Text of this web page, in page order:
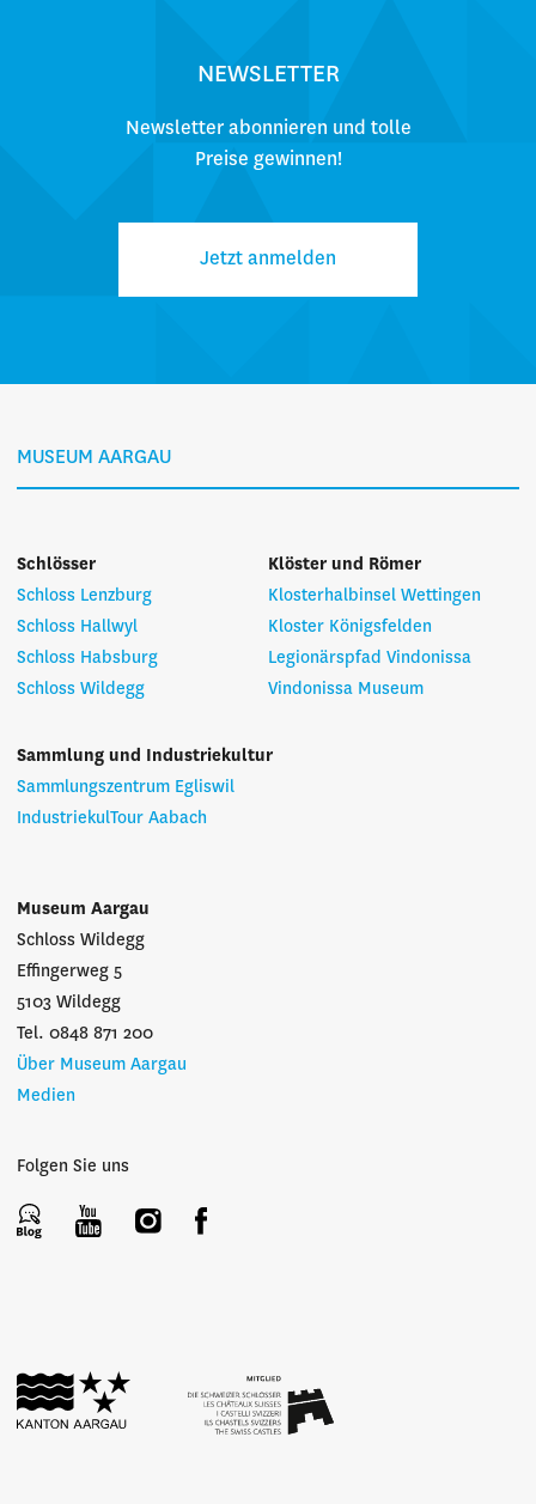
NEWSLETTER
Newsletter abonnieren und tolle
Preise gewinnen!
Jetzt anmelden
MUSEUM AARGAU
Schlösser
Schloss Lenzburg
Schloss Hallwyl
Schloss Habsburg
Schloss Wildegg
Klöster und Römer
Klosterhalbinsel Wettingen
Kloster Königsfelden
Legionärspfad Vindonissa
Vindonissa Museum
Sammlung und Industriekultur
Sammlungszentrum Egliswil
IndustriekulTour Aabach
Museum Aargau
Schloss Wildegg
Effingerweg 5
5103 Wildegg
Tel. 0848 871 200
Über Museum Aargau
Medien
Folgen Sie uns